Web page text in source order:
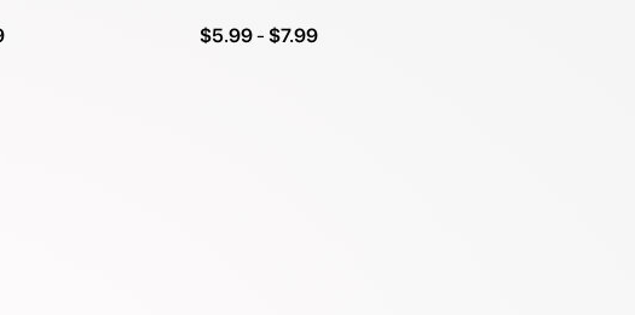
$5.99- $7.99